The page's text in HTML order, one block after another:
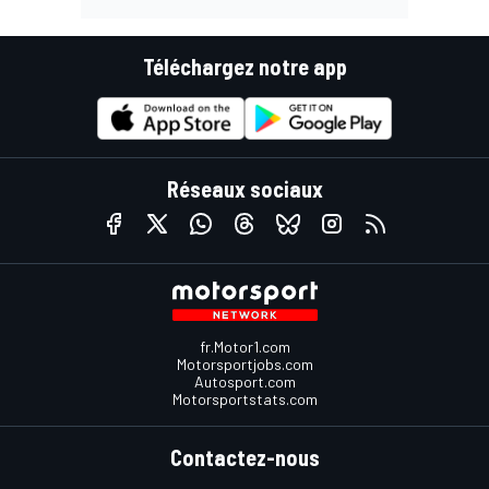
Téléchargez notre app
Réseaux sociaux
fr.Motor1.com
Motorsportjobs.com
Autosport.com
Motorsportstats.com
Contactez-nous